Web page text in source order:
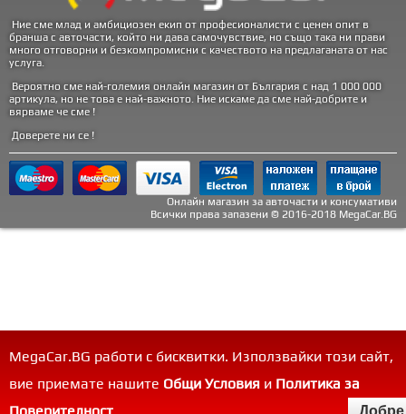
Ние сме млад и амбициозен екип от професионалисти с ценен опит в
бранша с авточасти, който ни дава самочувствие, но също така ни прави
много отговорни и безкомпромисни с качеството на предлаганата от нас
услуга.
Вероятно сме най-големия онлайн магазин от България с над 1 000 000
артикула, но не това е най-важното. Ние искаме да сме най-добрите и
вярваме че сме !
Доверете ни се !
Онлайн магазин за авточасти и консумативи
Всички права запазени © 2016-2018 MegaCar.BG
MegaCar.BG работи с бисквитки. Използвайки този сайт,
вие приемате нашите Общи Условия и Политика за